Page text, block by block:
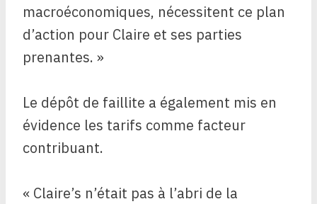
macroéconomiques, nécessitent ce plan
d’action pour Claire et ses parties
prenantes. »
Le dépôt de faillite a également mis en
évidence les tarifs comme facteur
contribuant.
« Claire’s n’était pas à l’abri de la